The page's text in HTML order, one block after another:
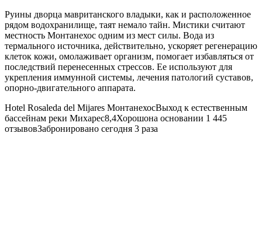
Руины дворца мавританского владыки, как и расположенное
рядом водохранилище, таят немало тайн. Мистики считают
местность Монтанехос одним из мест силы. Вода из
термального источника, действительно, ускоряет регенерацию
клеток кожи, омолаживает организм, помогает избавляться от
последствий перенесенных стрессов. Ее используют для
укрепления иммунной системы, лечения патологий суставов,
опорно-двигательного аппарата.
Hotel Rosaleda del Mijares МонтанехосВыход к естественным
бассейнам реки Михарес8,4Хорошона основании 1 445
отзывовЗабронировано сегодня 3 раза